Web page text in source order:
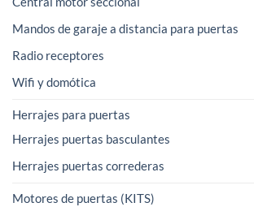
Mandos de garaje a distancia para puertas
Radio receptores
Wifi y domótica
Herrajes para puertas
Herrajes puertas basculantes
Herrajes puertas correderas
Motores de puertas (KITS)